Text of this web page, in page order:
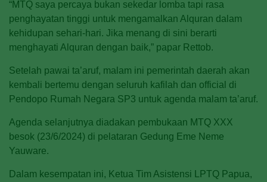
“MTQ saya percaya bukan sekedar lomba tapi rasa
penghayatan tinggi untuk mengamalkan Alquran dalam
kehidupan sehari-hari. Jika menang di sini berarti
menghayati Alquran dengan baik,” papar Rettob.
Setelah pawai ta’aruf, malam ini pemerintah daerah akan
kembali bertemu dengan seluruh kafilah dan official di
Pendopo Rumah Negara SP3 untuk agenda malam ta’aruf.
Agenda selanjutnya diadakan pembukaan MTQ XXX
besok (23/6/2024) di pelataran Gedung Eme Neme
Yauware.
Dalam kesempatan ini, Ketua Tim Asistensi LPTQ Papua,